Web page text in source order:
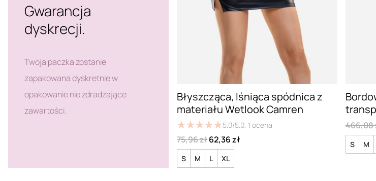
Błyszcząca, lśniąca spódnica z
materiału Wetlook Camren
★★★★★
★★★★★5.0/5.0, 1 ocena
75,96 zł62,36 zł
S M L XL
466,08
S M
Gwarancja
dyskrecji.
Twoja paczka zostanie
zapakowana dyskretnie w
opakowanie nie zdradzające
zawartości.